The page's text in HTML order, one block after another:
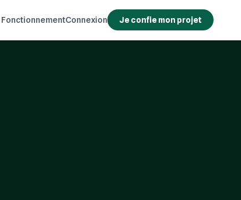
FonctionnementConnexion Je confie mon projet